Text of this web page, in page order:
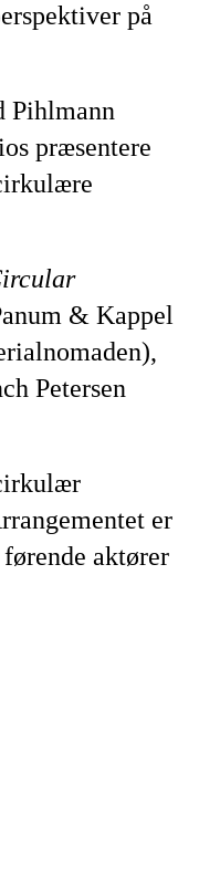
på
Pihlmann
præsentere
& Kappel
Petersen
er
aktører